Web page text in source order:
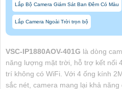
Lắp Bộ Camera Giám Sát Ban Đêm Có Màu
Lắp Camera Ngoài Trời trọn bộ
VSC-IP1880AOV-401G là dòng
năng lượng mặt trời, hỗ trợ kết nối
trí không có WiFi. Với 4 ống kính
sắc nét, camera mang lại khả